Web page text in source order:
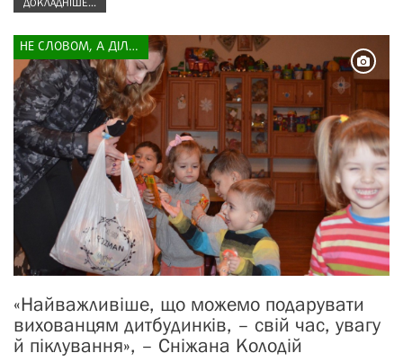
ДОКЛАДНІШЕ...
НЕ СЛОВОМ, А ДІЛОМ
«Найважливіше, що можемо подарувати
вихованцям дитбудинків, – свій час, увагу
й піклування», – Сніжана Колодій